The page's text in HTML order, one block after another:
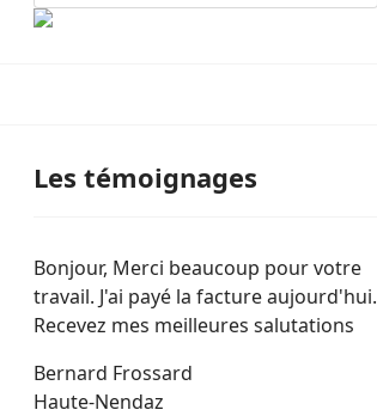
Les témoignages
Bonjour, Merci beaucoup pour votre
travail. J'ai payé la facture aujourd'hui.
Recevez mes meilleures salutations
Bernard Frossard
Haute-Nendaz